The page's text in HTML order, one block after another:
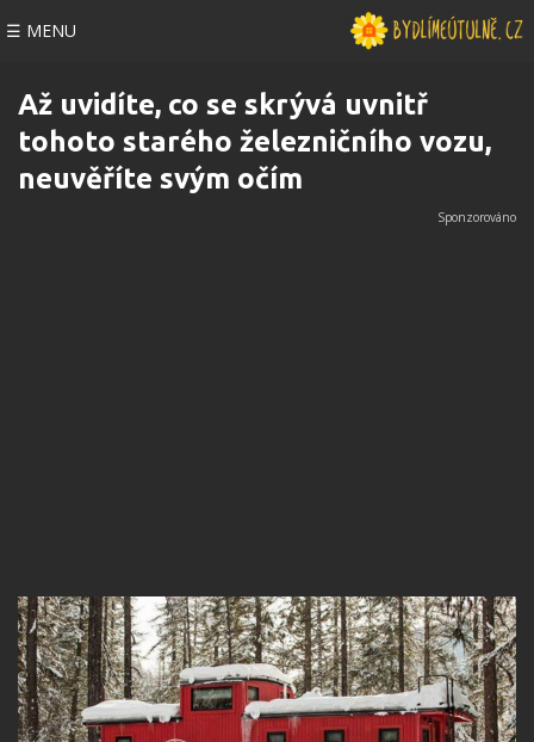
☰ MENU
Až uvidíte, co se skrývá uvnitř
tohoto starého železničního vozu,
neuvěříte svým očím